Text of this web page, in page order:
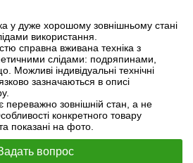
у дуже хорошому зовнішньому стані
використання.
справна вживана техніка з
слідами: подряпинами,
Можливі індивідуальні технічні
зазначаються в описі
переважно зовнішній стан, а не
конкретного товару
показані на фото.
вопрос